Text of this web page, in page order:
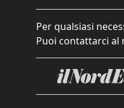
Per qualsiasi
Puoi contattarci al